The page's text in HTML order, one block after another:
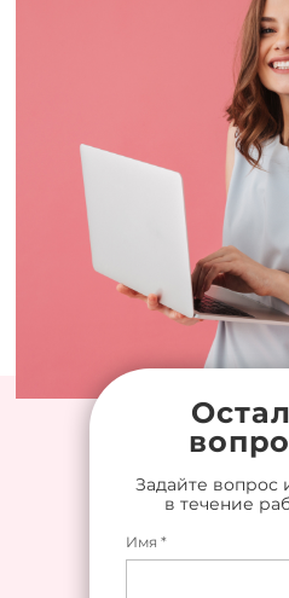
Задайте вопрос
в течение
Имя *